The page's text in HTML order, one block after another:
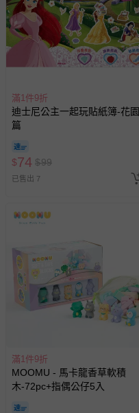
滿1件9折
迪士尼公主一起玩貼紙簿-花園
篇
$74 $99
已售出 7
滿1件9折
MOOMU - 馬卡龍香草軟積
木-72pc+指偶公仔5入